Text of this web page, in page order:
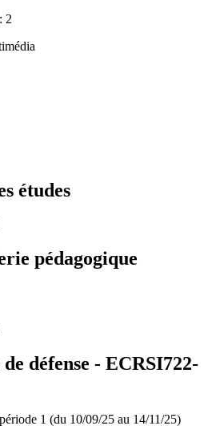
2
études
pédagogique
défense - ECRSI722-
1 (du 10/09/25 au 14/11/25)